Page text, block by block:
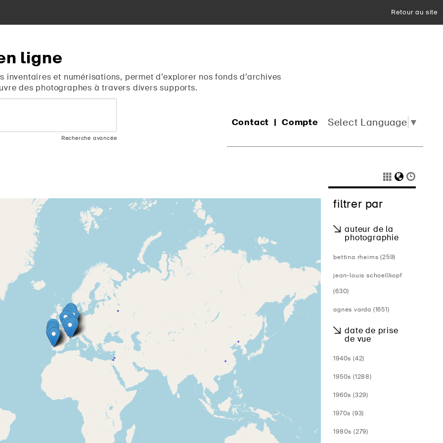
Retour au site
ligne
et numérisations, permet d’explorer nos fonds d’archives
des photographes à travers divers supports.
Recherche avancée
Contact Compte Select Language ▼
filtrer par
auteur de la
photographie
bettina rheims (259)
jean-louis schoellkopf
(630)
agnès varda (1651)
date de prise
de vue
1940s (42)
1950s (1288)
1960s (329)
1970s (93)
1980s (279)